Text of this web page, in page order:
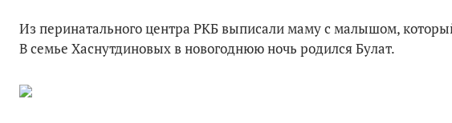
Из перинатального центра РКБ выписали маму с малышом,
В семье Хаснутдиновых в новогоднюю ночь родился Булат.